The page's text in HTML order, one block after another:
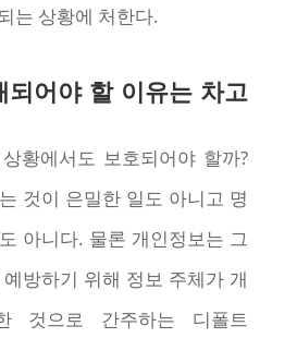
는 상황에 처한다.
되어야 할 이유는 차고
황에서도 보호되어야 할까?
것이 은밀한 일도 아니고 명
아니다. 물론 개인정보는 그
방하기 위해 정보 주체가 개
한 것으로 간주하는 디폴트